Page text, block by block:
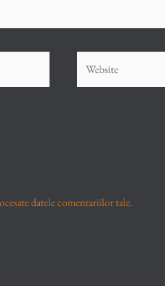
datele comentariilor tale.